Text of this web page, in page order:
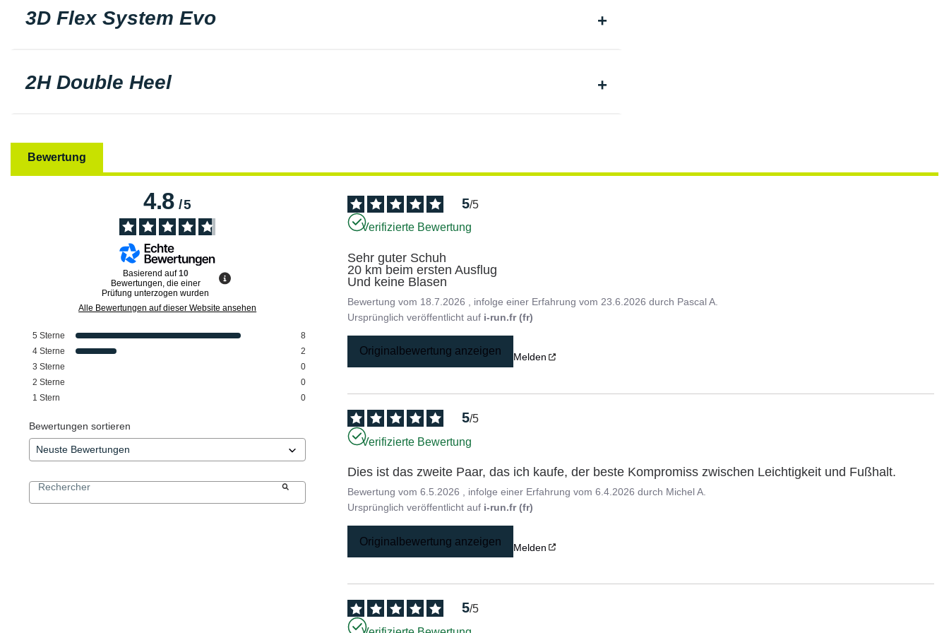
3D Flex System Evo
2H Double Heel
Bewertung
4.8/5
Basierend auf10
Bewertungen, die einer
Prüfung unterzogen wurden
Alle Bewertungen auf dieser Website ansehen
5 Sterne
8
4 Sterne
2
3 Sterne
0
2 Sterne
0
1 Stern 0
Bewertungen sortieren
5/5
Verifizierte Bewertung
Sehr guter Schuh
20 km beim ersten Ausflug
Und keine Blasen
Bewertung vom 18.7.2026 , infolge einer Erfahrung vom 23.6.2026 durch Pascal A.
Ursprünglich veröffentlicht auf i-run.fr (fr)
Originalbewertung anzeigen Melden
5/5
Verifizierte Bewertung
Dies ist das zweite Paar, das ich kaufe, der beste Kompromiss zwischen Leichtigkeit und Fußhalt.
Bewertung vom6.5.2026 , infolge einer Erfahrung vom6.4.2026 durch Michel A.
Ursprünglich veröffentlicht auf i-run.fr (fr)
Originalbewertung anzeigen Melden
5/5